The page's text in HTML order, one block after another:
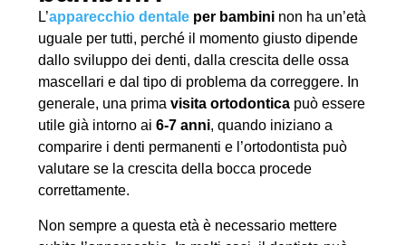
L’apparecchio dentale per bambini non ha un’età
uguale per tutti, perché il momento giusto dipende
dallo sviluppo dei denti, dalla crescita delle ossa
mascellari e dal tipo di problema da correggere. In
generale, una prima visita ortodontica può essere
utile già intorno ai 6-7 anni, quando iniziano a
comparire i denti permanenti e l’ortodontista può
valutare se la crescita della bocca procede
correttamente.
Non sempre a questa età è necessario mettere